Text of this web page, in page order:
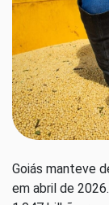
Goiás manteve
em abril de